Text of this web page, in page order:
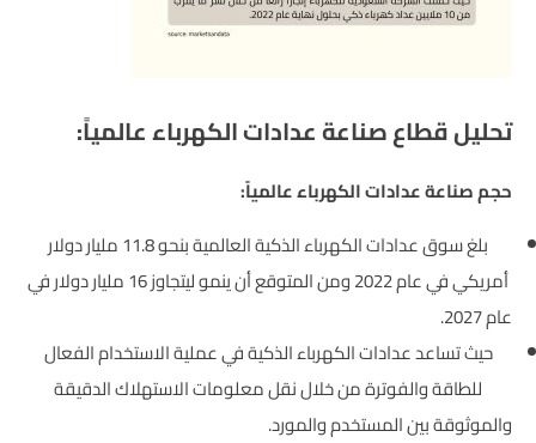
تحليل قطاع صناعة عدادات الكهرباء عالمياً:
حجم صناعة عدادات الكهرباء عالمياً:
بلغ سوق عدادات الكهرباء الذكية العالمية بنحو 11.8 مليار دولار
أمريكي في عام 2022 ومن المتوقع أن ينمو ليتجاوز 16 مليار دولار في
عام 2027.
حيث تساعد عدادات الكهرباء الذكية في عملية الاستخدام الفعال
للطاقة والفوترة من خلال نقل معلومات الاستهلاك الدقيقة
والموثوقة بين المستخدم والمورد.